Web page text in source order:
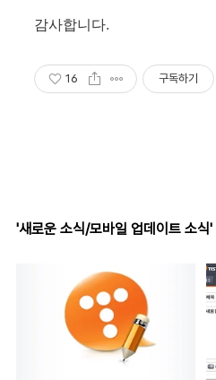
감사합니다.
16 구독하기
'새로운 소식/모바일 업데이트 소식'